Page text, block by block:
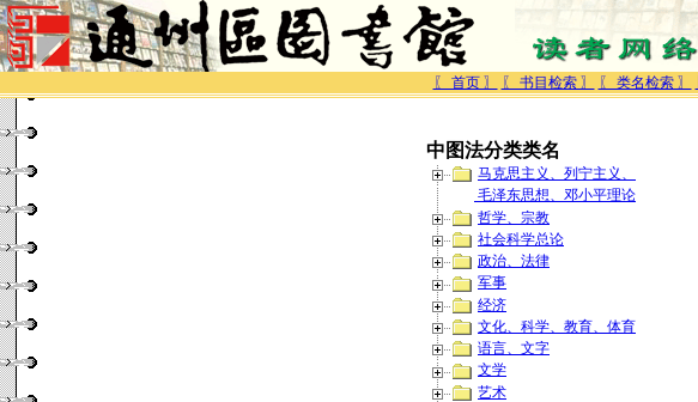
〖 首页 〗 〖 书目检索 〗 〖 类名检索 〗
中图法分类类名
马克思主义、列宁主义、
毛泽东思想、邓小平理论
哲学、宗教
社会科学总论
政治、法律
军事
经济
文化、科学、教育、体育
语言、文字
文学
艺术